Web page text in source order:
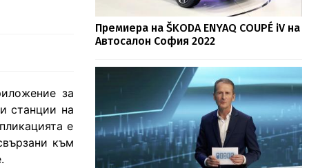
за
станции на
е
към
Премиера на ŠKODA ENYAQ COUPÉ iV на
Автосалон София 2022